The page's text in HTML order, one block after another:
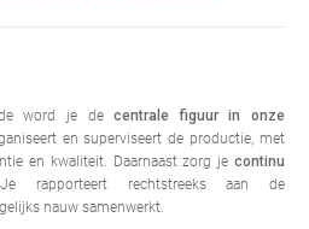
word je decentrale figuur in onze
en superviseert de productie, met
en kwaliteit. Daarnaast zorg je continu
rapporteert rechtstreeks aan de
nauw samenwerkt.